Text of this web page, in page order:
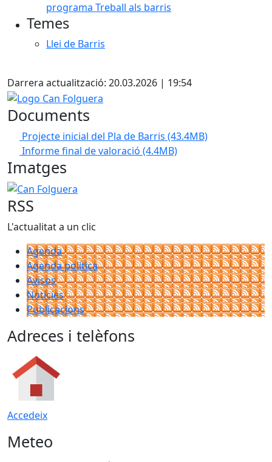
programa Treball als barris
Temes
Llei de Barris
Darrera actualització: 20.03.2026 | 19:54
Logo Can Folguera
Documents
Projecte inicial del Pla de Barris (43.4MB)
Informe final de valoració (4.4MB)
Imatges
Can Folguera
RSS
L'actualitat a un clic
Agenda
Agenda política
Avisos
Notícies
Publicacions
Adreces i telèfons
Accedeix
Meteo